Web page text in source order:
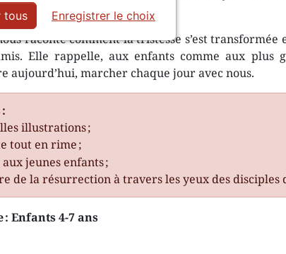
raconte comment la tristesse s’est transformée
Elle rappelle, aux enfants comme aux plus
aujourd’hui, marcher chaque jour avec nous.
illustrations ;
tout en rime ;
jeunes enfants ;
de la résurrection à travers les yeux des disciples
Enfants 4-7 ans
tous Enregistrer le choix